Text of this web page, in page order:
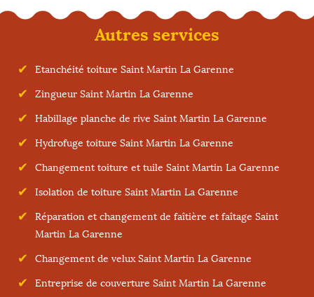
Autres services
Etanchéité toiture Saint Martin La Garenne
Zingueur Saint Martin La Garenne
Habillage planche de rive Saint Martin La Garenne
Hydrofuge toiture Saint Martin La Garenne
Changement toiture et tuile Saint Martin La Garenne
Isolation de toiture Saint Martin La Garenne
Réparation et changement de faîtière et faîtage Saint
Martin La Garenne
Changement de velux Saint Martin La Garenne
Entreprise de couverture Saint Martin La Garenne